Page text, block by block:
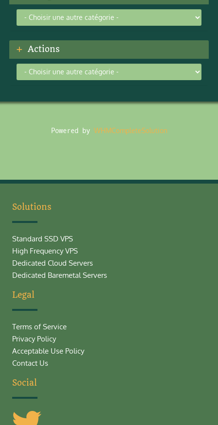
Actions
Powered by WHMCompleteSolution
Solutions
Standard SSD VPS
High Frequency VPS
Dedicated Cloud Servers
Dedicated Baremetal Servers
Legal
Terms of Service
Privacy Policy
Acceptable Use Policy
Contact Us
Social